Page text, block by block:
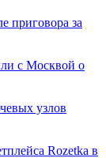
приговора за
с Москвой о
узлов
Rozetka в